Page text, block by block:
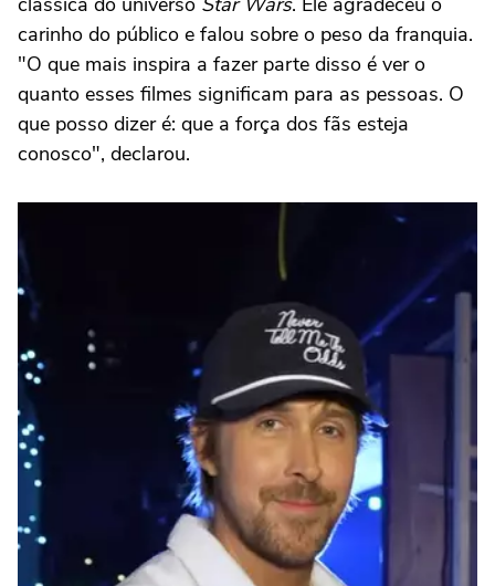
carinho do público e falou sobre o peso da franquia.
"O que mais inspira a fazer parte disso é ver o
quanto esses filmes significam para as pessoas. O
que posso dizer é: que a força dos fãs esteja
conosco", declarou.